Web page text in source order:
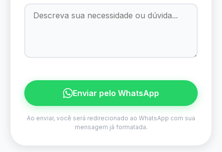
Enviar pelo WhatsApp
Ao enviar, você será redirecionado ao WhatsApp com sua
mensagem já formatada.